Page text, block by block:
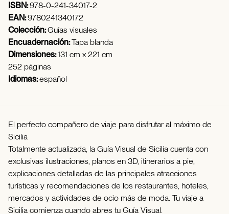
ISBN:978-0-241-34017-2
EAN:9780241340172
Colección:Guías visuales
Encuadernación:Tapa blanda
Dimensiones:131 cm x 221 cm
252 páginas
Idiomas:español
El perfecto compañero de viaje para disfrutar al máximo de
Sicilia
Totalmente actualizada, la Guía Visual de Sicilia cuenta con
exclusivas ilustraciones, planos en 3D, itinerarios a pie,
explicaciones detalladas de las principales atracciones
turísticas y recomendaciones de los restaurantes, hoteles,
mercados y actividades de ocio más de moda. Tu viaje a
Sicilia comienza cuando abres tu Guía Visual.